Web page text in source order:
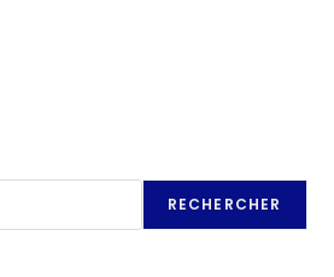
RECHERCHER